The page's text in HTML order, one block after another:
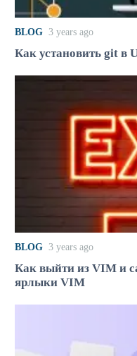
BLOG 3 years ago
Как установить git в
BLOG 3 years ago
Как выйти из VIM и
ярлыки VIM